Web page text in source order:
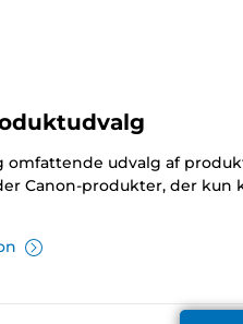
omfattende udvalg af
Canon-produkter, der kun